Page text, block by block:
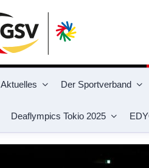
Aktuelles Der Sportverband
Deaflympics Tokio 2025